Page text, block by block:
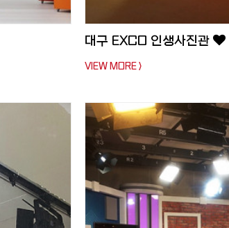
대구 EXCO 인생사진관
VIEW MORE >